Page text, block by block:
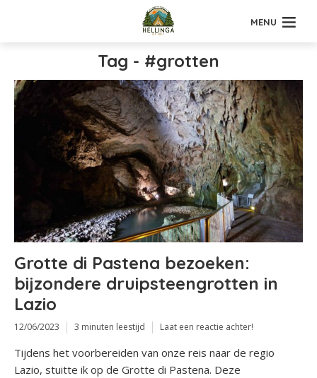
MENU
Tag - #grotten
Grotte di Pastena bezoeken:
bijzondere druipsteengrotten in
Lazio
12/06/2023 3 minuten leestijd Laat een reactie achter!
Tijdens het voorbereiden van onze reis naar de regio
Lazio, stuitte ik op de Grotte di Pastena. Deze